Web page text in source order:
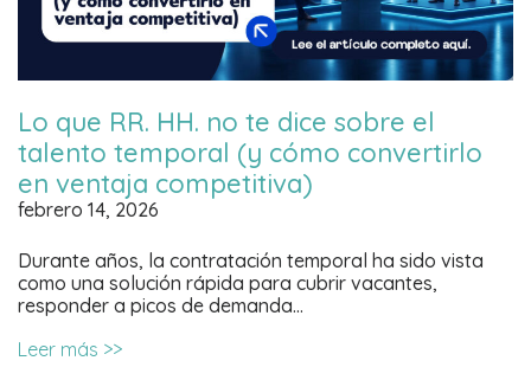
Lo que RR. HH. no te dice sobre el
talento temporal (y cómo convertirlo
en ventaja competitiva)
febrero 14, 2026
Durante años, la contratación temporal ha sido vista
como una solución rápida para cubrir vacantes,
responder a picos de demanda…
Leer más >>